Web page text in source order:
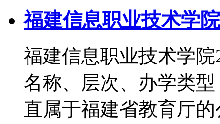
福建信息职业技术学
福建信息职业技术学
名称、层次、办学类
直属于福建省教育厅